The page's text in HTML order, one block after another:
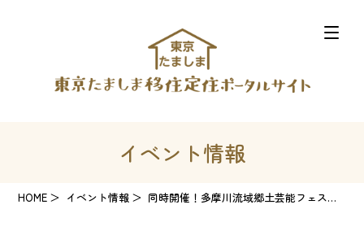
イベント情報
HOME イベント情報 同時開催！多摩川流域郷土芸能フェスティバルと多摩川流域物産展